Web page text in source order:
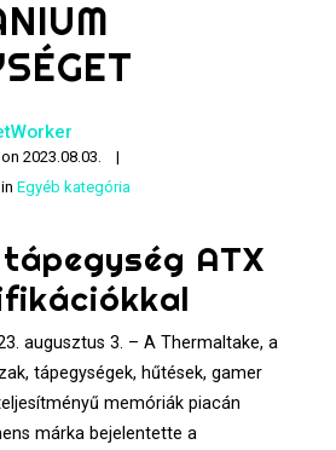
on2023.08.03.
inEgyéb kategória
ATX
augusztus 3. – A Thermaltake, a
tápegységek, hűtések, gamer
memóriák piacán
márka bejelentette a